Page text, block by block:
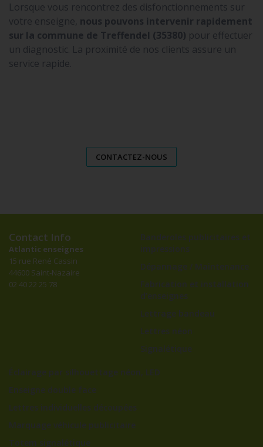
Lorsque vous rencontrez des disfonctionnements sur
votre enseigne, nous pouvons intervenir rapidement
sur la commune de Treffendel (35380) pour effectuer
un diagnostic. La proximité de nos clients assure un
service rapide.
CONTACTEZ-NOUS
Contact Info
Atlantic enseignes
15 rue René Cassin
44600 Saint-Nazaire
02 40 22 25 78
Banderoles publicitaires et
impressions
Dépannage / Maintenance
Fabrication et installation
d’enseignes
Lettrage bandeau
Lettres néon
Signalétique
Éclairage par silhouettage néon, LED
Enseigne double face
Lettres individuelles découpées
Marquage véhicule publicitaire
Totem signalétique